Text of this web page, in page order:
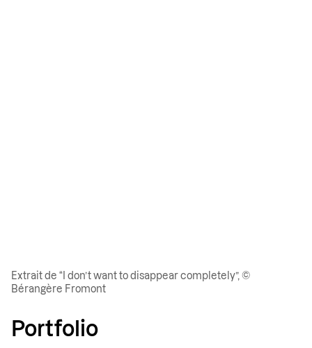
Extrait de “I don’t want to disappear completely”, ©
Bérangère Fromont
Portfolio